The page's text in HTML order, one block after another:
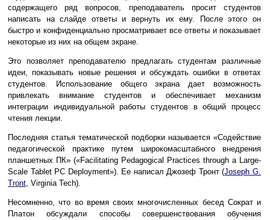
содержащего ряд вопросов, преподаватель просит студентов
написать на слайде ответы и вернуть их ему. После этого он
быстро и конфиденциально просматривает все ответы и показывает
некоторые из них на общем экране.
Это позволяет преподавателю предлагать студентам различные
идеи, показывать новые решения и обсуждать ошибки в ответах
студентов. Использование общего экрана дает возможность
привлекать внимание студентов и обеспечивает механизм
интеграции индивидуальной работы студентов в общий процесс
чтения лекции.
Последняя статья тематической подборки называется «Содействие
педагогической практике путем широкомасштабного внедрения
планшетных ПК» («Facilitating Pedagogical Practices through a Large-
Scale Tablet PC Deployment»). Ее написал Джозеф Тронт (Joseph G.
Tront , Virginia Tech).
Несомненно, что во время своих многочисленных бесед Сократ и
Платон обсуждали способы совершенствования обучения